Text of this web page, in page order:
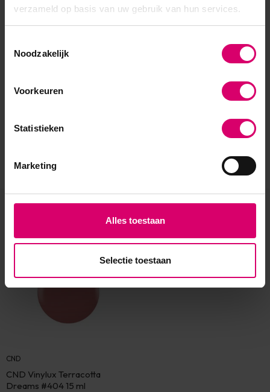
verzameld op basis van uw gebruik van hun services.
Noodzakelijk
Voorkeuren
Statistieken
Marketing
Alles toestaan
Selectie toestaan
CND
CND Vinylux Terracotta
Dreams #404 15 ml